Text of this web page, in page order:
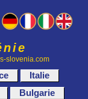
slovenia.com
Italie
Bulgarie